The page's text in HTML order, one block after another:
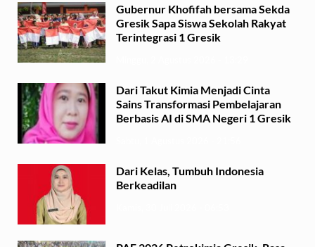
Gubernur Khofifah bersama Sekda
Gresik Sapa Siswa Sekolah Rakyat
Terintegrasi 1 Gresik
Dari Takut Kimia Menjadi Cinta
Sains Transformasi Pembelajaran
Berbasis AI di SMA Negeri 1 Gresik
Dari Kelas, Tumbuh Indonesia
Berkeadilan